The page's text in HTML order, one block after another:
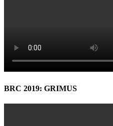
BRC 2019: GRIMUS